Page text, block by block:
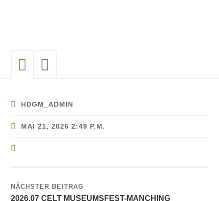
HDGM_ADMIN
MAI 21, 2026 2:49 P.M.
NÄCHSTER BEITRAG
2026.07 CELT MUSEUMSFEST-MANCHING